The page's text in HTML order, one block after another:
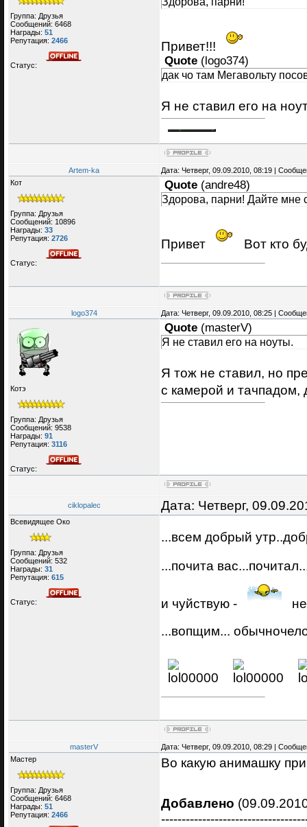
Группа: Друзья
Сообщений: 6468
Награды: 51
Репутация: 2466
Статус:
Привет!!!
Quote ( logo374)
дак чо там Мегавольту
Я не ставил его на
Artem-ka
Дата: Четверг, 09.09.2010, 08:19 |
Кот
Группа: Друзья
Сообщений: 10896
Награды: 33
Репутация: 2726
Статус:
Quote (andre48)
Здорова, парни! Дайте мне
Привет Вот кто
logo374 Дата: Четверг, 09.09.2010, 08:25 |
Котэ
Группа: Друзья
Сообщений: 9538
Награды: 91
Репутация: 3116
Статус:
Quote (masterV)
Я не ставил его на ноуты.
Я тож не ставил, но
с камерой и
ciklopalec Дата: Четверг,
Всевидящее Око
Группа: Друзья
Сообщений: 532
Награды: 31
Репутация: 615
Статус:
...всем добрый
...почита
и чуйствую -
...вопщим...
masterV
Дата: Четверг, 09.09.2010, 08:29 |
Мастер
Группа: Друзья
Сообщений: 6468
Награды: 51
Репутация: 2466
Во какую анимашку
Добавлено